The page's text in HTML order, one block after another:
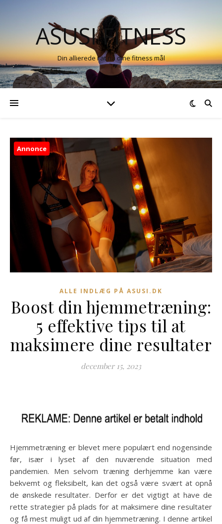
ASUSI FITNESS
Din allierede i at nå dine fitness mål
Annonce
ALLE INDLÆG PÅ ASUSI.DK
Boost din hjemmetræning:
5 effektive tips til at
maksimere dine resultater
december 15, 2023
Hjemmetræning er blevet mere populært end nogensinde
før, især i lyset af den nuværende situation med
pandemien. Men selvom træning derhjemme kan være
bekvemt og fleksibelt, kan det også være svært at opnå
de ønskede resultater. Derfor er det vigtigt at have de
rette strategier på plads for at maksimere dine resultater
og få mest muligt ud af din hjemmetræning. I denne artikel